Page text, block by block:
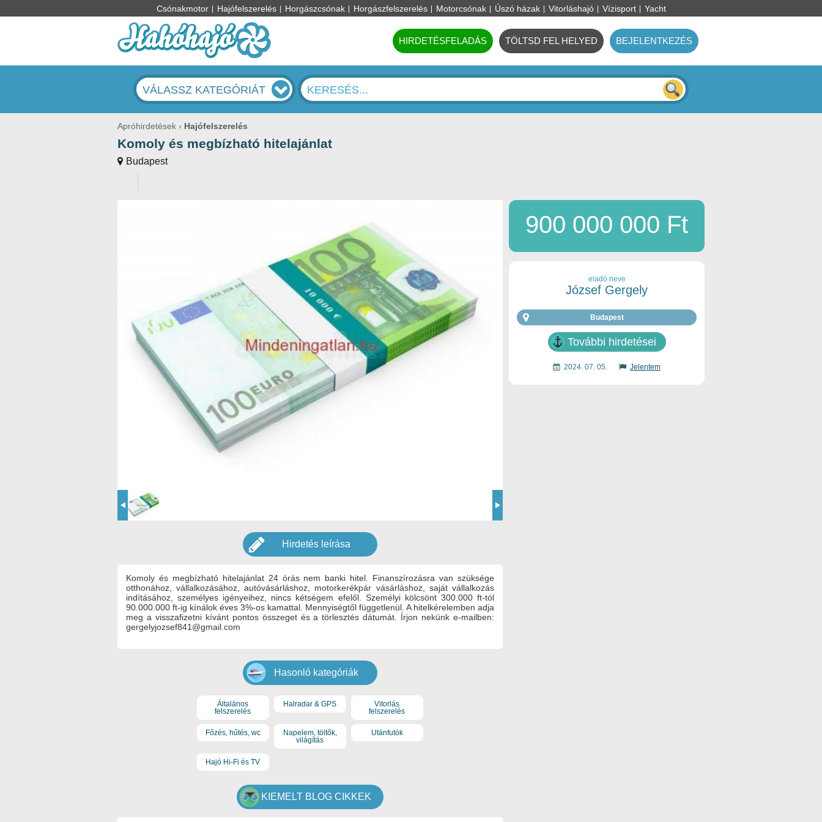
Csónakmotor Hajófelszerelés Horgászcsónak Horgászfelszerelés Motorcsónak Úszó házak Vitorláshajó Vízisport Yacht
HIRDETÉSFELADÁS TÖLTSD FEL HELYED BEJELENTKEZÉS
VÁLASSZ KATEGÓRIÁT
Apróhirdetések Hajófelszerelés
Komoly és megbízható hitelajánlat
Budapest
900 000 000 Ft
eladó neve
József Gergely
Budapest
További hirdetései
2024. 07. 05. Jelentem
Hirdetés leírása
Komoly és megbízható hitelajánlat 24 órás nem banki hitel. Finanszírozásra van szüksége
otthonához, vállalkozásához, autóvásárláshoz, motorkerékpár vásárláshoz, saját vállalkozás
indításához, személyes igényeihez, nincs kétségem efelől. Személyi kölcsönt 300.000 ft-tól
90.000.000 ft-ig kínálok éves 3%-os kamattal. Mennyiségtől függetlenül. A hitelkérelemben adja
meg a visszafizetni kívánt pontos összeget és a törlesztés dátumát. Írjon nekünk e-mailben:
gergelyjozsef841@gmail.com
Hasonló kategóriák
Általános
felszerelés
Halradar & GPS
Vitorlás
felszerelés
Főzés, hűtés, wc
Napelem, töltők,
világítás
Utánfutók
Hajó Hi-Fi és TV
KIEMELT BLOG CIKKEK